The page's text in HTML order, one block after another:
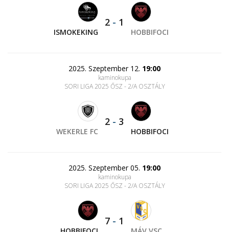
ISMOKEKING
2 - 1
HOBBIFOCI
2025. Szeptember 12. 19:00
kaminokupa
SORI LIGA 2025 ŐSZ - 2/A OSZTÁLY
WEKERLE FC
2 - 3
HOBBIFOCI
2025. Szeptember 05. 19:00
kaminokupa
SORI LIGA 2025 ŐSZ - 2/A OSZTÁLY
7 - 1